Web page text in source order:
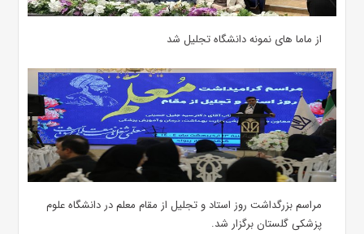
از ماما های نمونه دانشگاه تجلیل شد
مراسم بزرگداشت روز استاد و تجلیل از مقام معلم در دانشگاه علوم
پزشکی گلستان برگزار شد.‌